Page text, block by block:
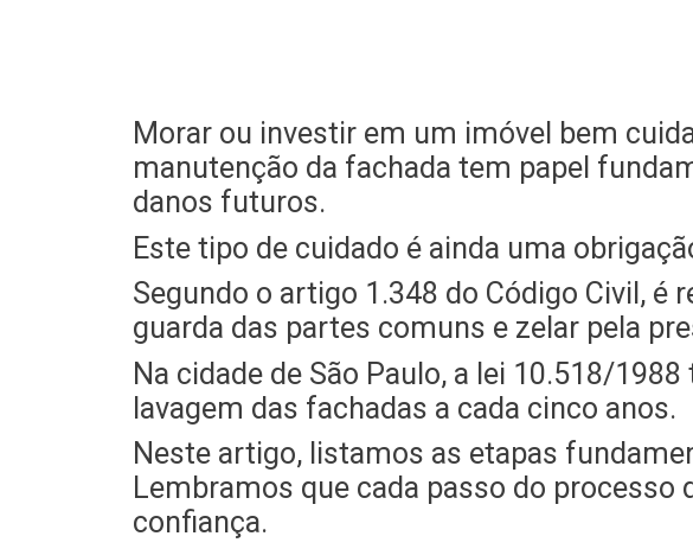
Morar ou investir em um imóvel bem
manutenção da fachada tem papel
danos futuros.
Este tipo de cuidado é ainda uma
Segundo o artigo 1.348 do Código Civil, é
guarda das partes comuns e zelar pela
Na cidade de São Paulo, a lei 10.518/
lavagem das fachadas a cada cinco anos.
Neste artigo, listamos as etapas
Lembramos que cada passo do processo
confiança.